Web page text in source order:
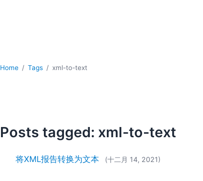
Home Tags xml-to-text
Posts tagged: xml-to-text
将XML报告转换为文本 (十二月 14, 2021)